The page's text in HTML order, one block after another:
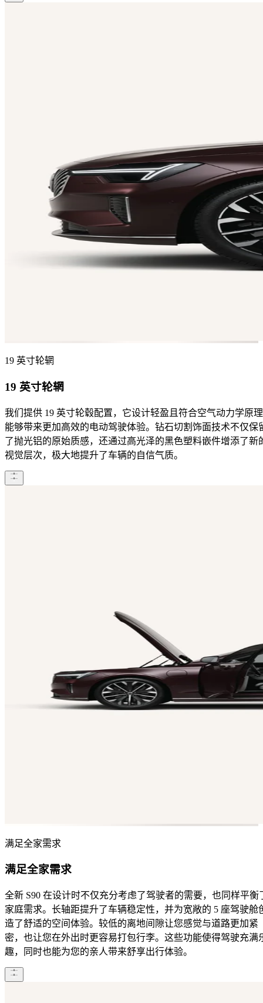
19 英寸轮辋
19 英寸轮辋
我们提供 19 英寸轮毂配置，它设计轻盈且符合空气动力学原
能够带来更加高效的电动驾驶体验。钻石切割饰面技术不仅保
了抛光铝的原始质感，还通过高光泽的黑色塑料嵌件增添了新
视觉层次，极大地提升了车辆的自信气质。
满足全家需求
满足全家需求
全新 S90 在设计时不仅充分考虑了驾驶者的需要，也同样平衡
家庭需求。长轴距提升了车辆稳定性，并为宽敞的 5 座驾驶舱
造了舒适的空间体验。较低的离地间隙让您感觉与道路更加紧
密，也让您在外出时更容易打包行李。这些功能使得驾驶充满
趣，同时也能为您的亲人带来舒享出行体验。